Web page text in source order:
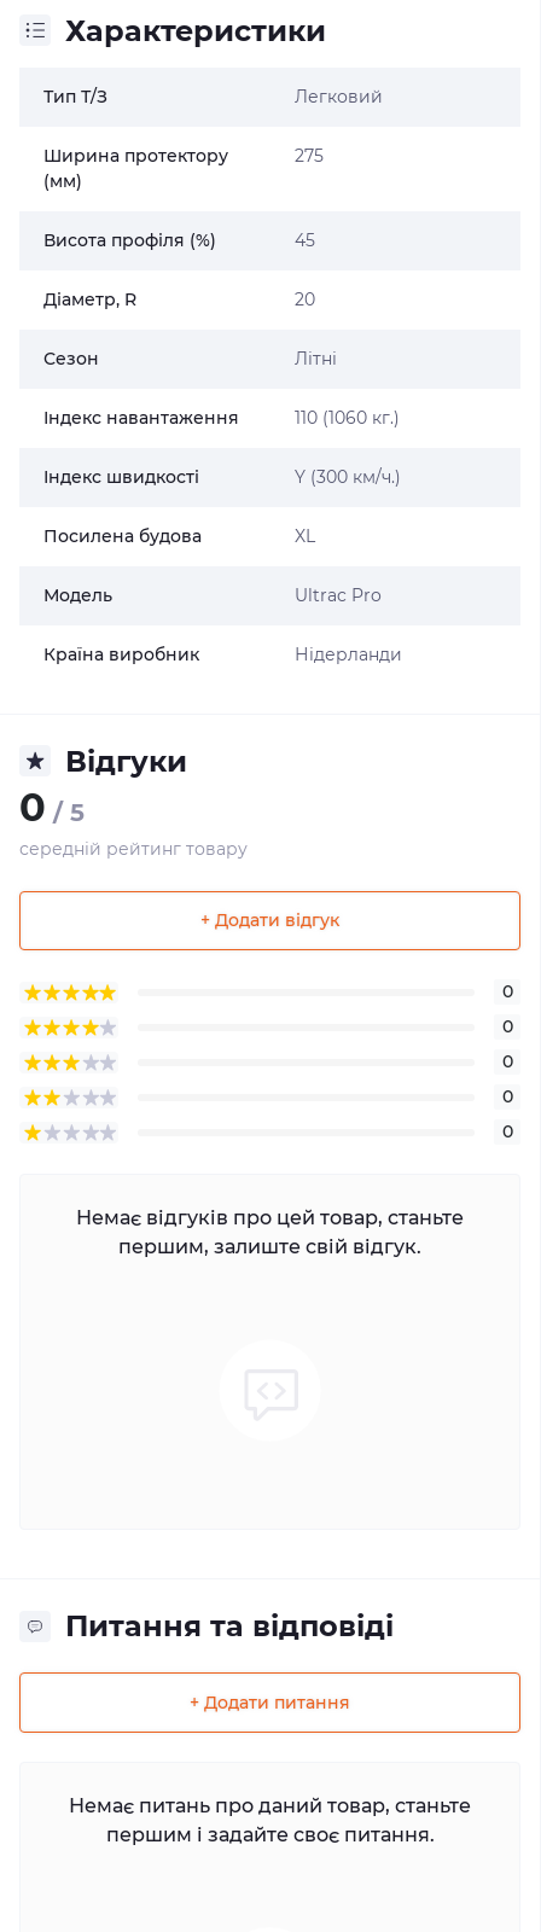
Характеристики
Тип Т/З Легковий
Ширина протектору
(мм)
275
Висота профіля (%) 45
Діаметр, R 20
Сезон Літні
Індекс навантаження 110 (1060 кг.)
Індекс швидкості Y (300 км/ч.)
Посилена будова XL
Модель Ultrac Pro
Країна виробник Нідерланди
Відгуки
0 / 5
середній рейтинг товару
+ Додати відгук
0
0
0
0
0
Немає відгуків про цей товар, станьте
першим, залиште свій відгук.
Питання та відповіді
+ Додати питання
Немає питань про даний товар, станьте
першим і задайте своє питання.